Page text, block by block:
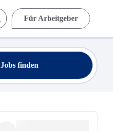
Für Arbeitgeber
Jobs finden